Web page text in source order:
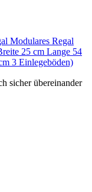
Modulares Regal
25 cm Lange 54
3 Einlegeböden)
sicher übereinander